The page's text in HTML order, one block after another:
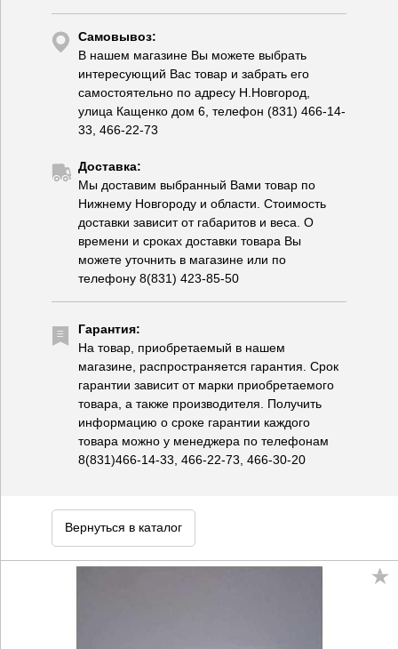
Самовывоз:
В нашем магазине Вы можете выбрать
интересующий Вас товар и забрать его
самостоятельно по адресу Н.Новгород,
улица Кащенко дом 6, телефон (831) 466-14-
33, 466-22-73
Доставка:
Мы доставим выбранный Вами товар по
Нижнему Новгороду и области. Стоимость
доставки зависит от габаритов и веса. О
времени и сроках доставки товара Вы
можете уточнить в магазине или по
телефону 8(831) 423-85-50
Гарантия:
На товар, приобретаемый в нашем
магазине, распространяется гарантия. Срок
гарантии зависит от марки приобретаемого
товара, а также производителя. Получить
информацию о сроке гарантии каждого
товара можно у менеджера по телефонам
8(831)466-14-33, 466-22-73, 466-30-20
Вернуться в каталог